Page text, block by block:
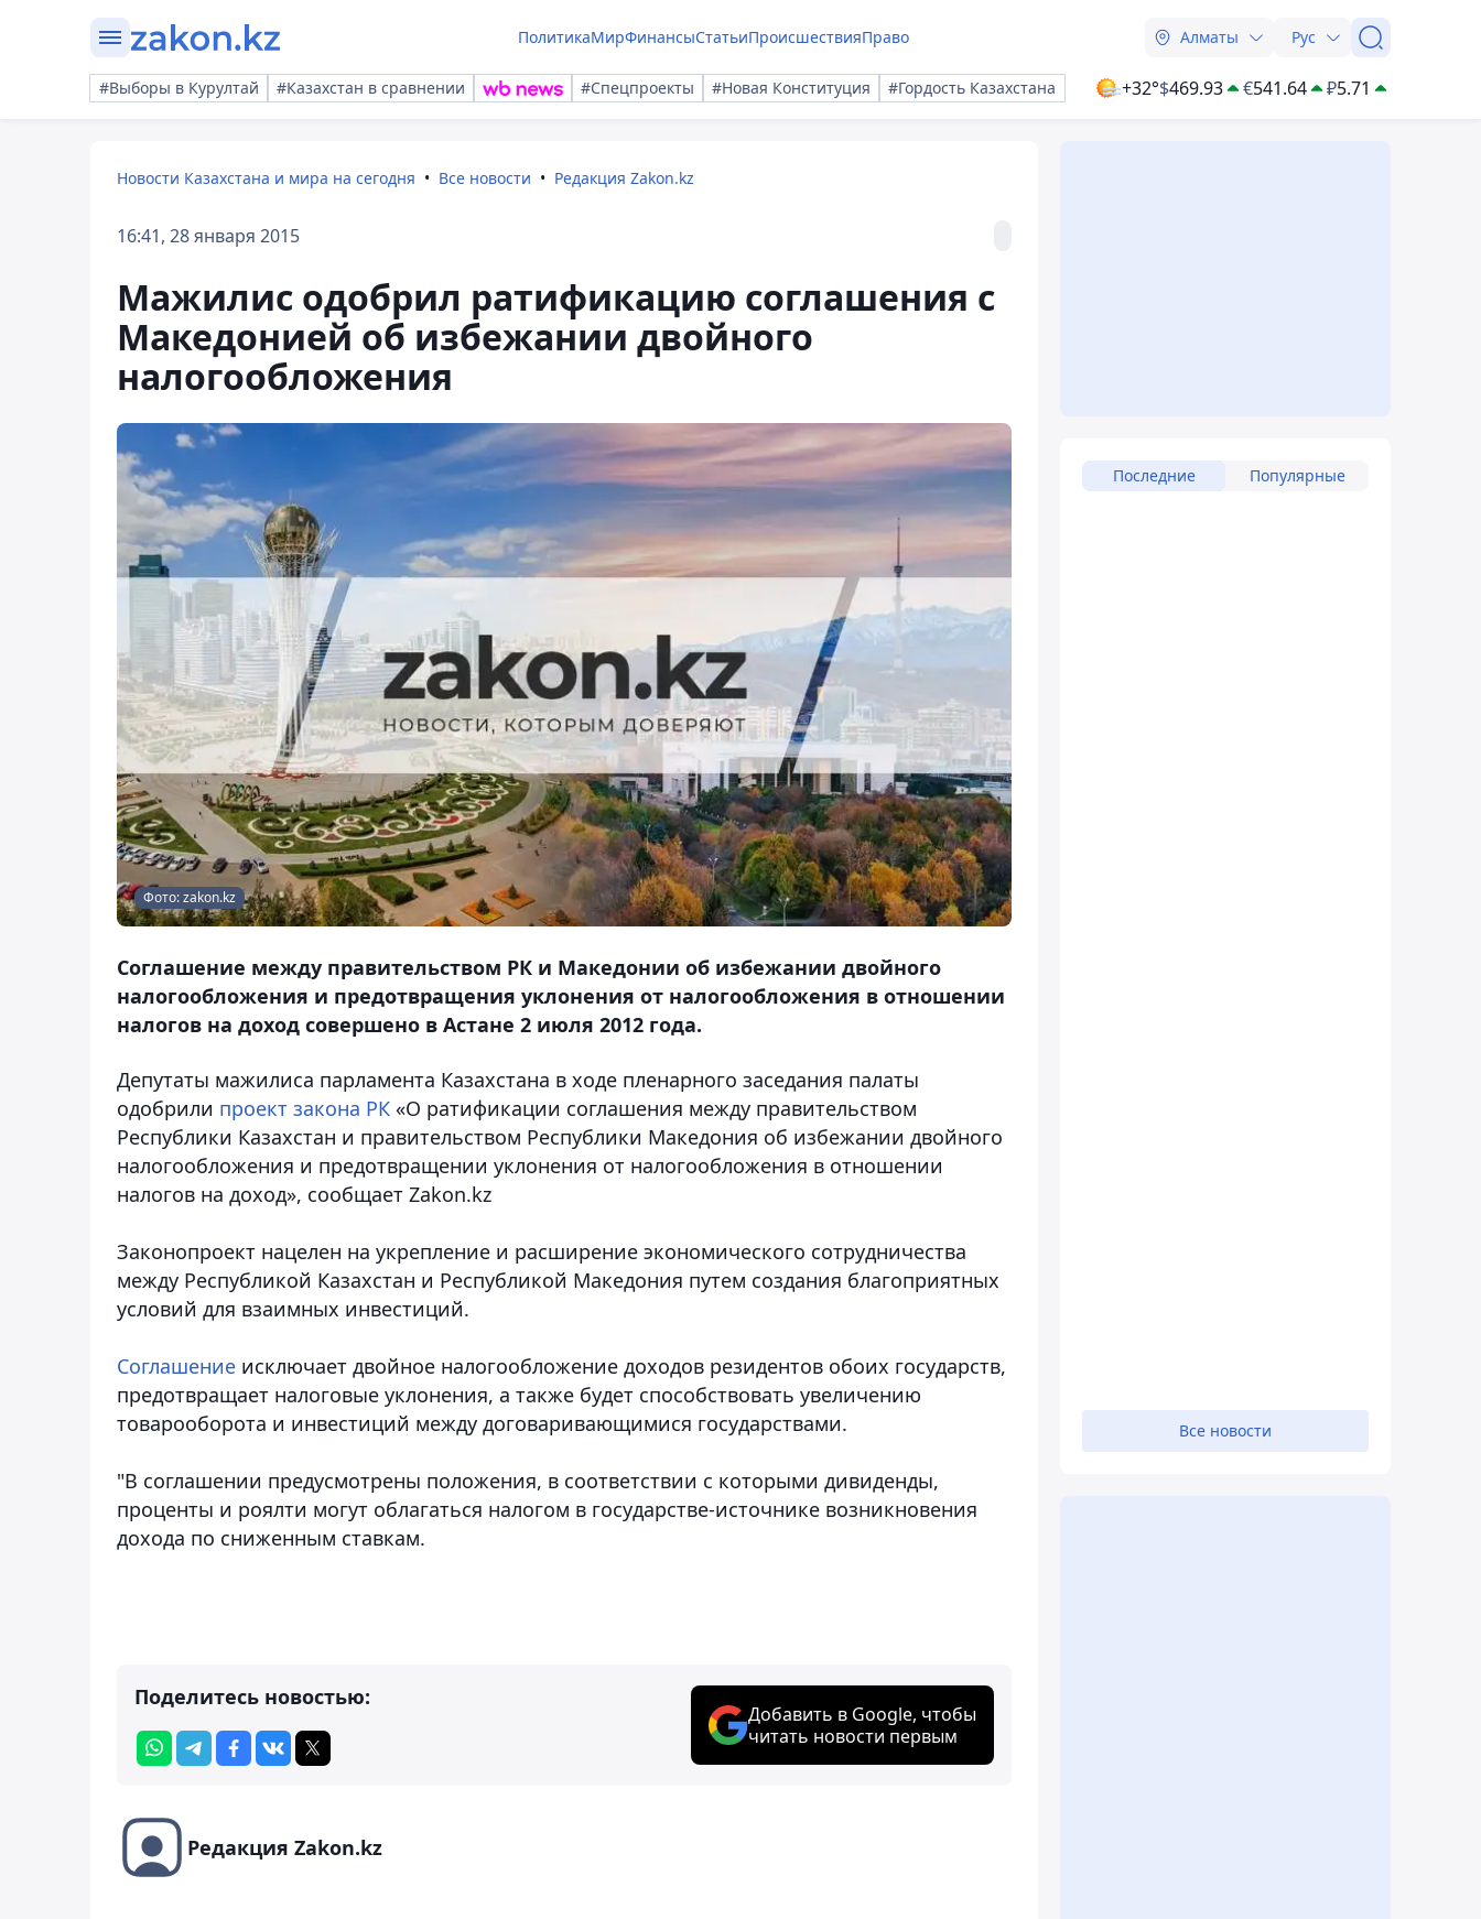
ПолитикаМирФинансыСтатьиПроисшествияПраво Алматы Рус
#Выборы в Курултай #Казахстан в сравнении #Спецпроекты #Новая Конституция #Гордость Казахстана +32°$469.93 €541.64 ₽5.71
Новости Казахстана и мира на сегодня Все новости Редакция Zakon.kz
16:41, 28 января 2015
Мажилис одобрил ратификацию соглашения с
Македонией об избежании двойного
налогообложения
Фото: zakon.kz
Соглашение между правительством РК и Македонии об избежании двойного
налогообложения и предотвращения уклонения от налогообложения в отношении
налогов на доход совершено в Астане 2 июля 2012 года.
Депутаты мажилиса парламента Казахстана в ходе пленарного заседания палаты
одобрили проект закона РК «О ратификации соглашения между правительством
Республики Казахстан и правительством Республики Македония об избежании двойного
налогообложения и предотвращении уклонения от налогообложения в отношении
налогов на доход», сообщает Zakon.kz
Законопроект нацелен на укрепление и расширение экономического сотрудничества
между Республикой Казахстан и Республикой Македония путем создания благоприятных
условий для взаимных инвестиций.
Cоглашение исключает двойное налогообложение доходов резидентов обоих государств,
предотвращает налоговые уклонения, а также будет способствовать увеличению
товарооборота и инвестиций между договаривающимися государствами.
"В соглашении предусмотрены положения, в соответствии с которыми дивиденды,
проценты и роялти могут облагаться налогом в государстве-источнике возникновения
дохода по сниженным ставкам.
Поделитесь новостью:
Добавить в Google, чтобы
читать новости первым
Редакция Zakon.kz
Последние Популярные
Все новости